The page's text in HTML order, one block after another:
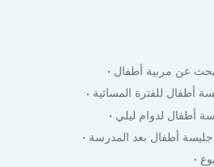
عن مربية أطفال
أطفال للفترة المسائية
أطفال لدوام ليلي
جليسة أطفال بعد المدرسة